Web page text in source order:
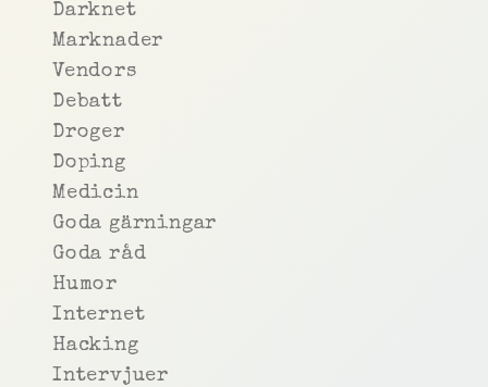
Darknet
Marknader
Vendors
Debatt
Droger
Doping
Medicin
Goda gärningar
Goda råd
Humor
Internet
Hacking
Intervjuer